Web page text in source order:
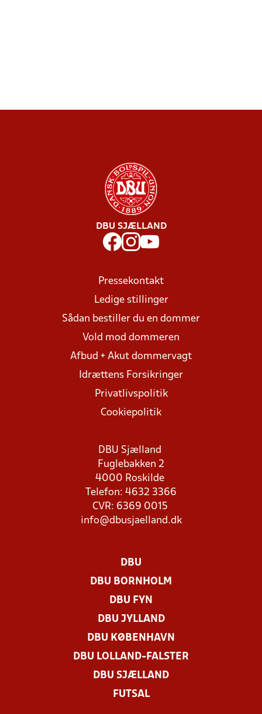
DBU SJÆLLAND
Pressekontakt
Ledige stillinger
Sådan bestiller du en dommer
Vold mod dommeren
Afbud + Akut dommervagt
Idrættens Forsikringer
Privatlivspolitik
Cookiepolitik
DBU Sjælland
Fuglebakken 2
4000 Roskilde
Telefon: 4632 3366
CVR: 6369 0015
info@dbusjaelland.dk
DBU
DBU BORNHOLM
DBU FYN
DBU JYLLAND
DBU KØBENHAVN
DBU LOLLAND-FALSTER
DBU SJÆLLAND
FUTSAL